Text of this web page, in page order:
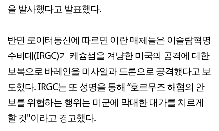
을 발사했다고 발표했다.
반면 로이터통신에 따르면 이란 매체들은 이슬람혁명
수비대(IRGC)가 케슘섬을 겨냥한 미국의 공격에 대한
보복으로 바레인을 미사일과 드론으로 공격했다고 보
도했다. IRGC는 또 성명을 통해 “호르무즈 해협의 안
보를 위협하는 행위는 미군에 막대한 대가를 치르게
할 것"이라고 경고했다.